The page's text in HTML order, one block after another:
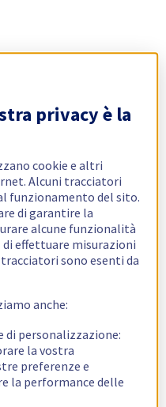
privacy è la
cookie e altri
Alcuni tracciatori
funzionamento del sito.
di garantire la
alcune funzionalità
effettuare misurazioni
sono esenti da
anche:
di personalizzazione:
la vostra
preferenze e
la performance delle